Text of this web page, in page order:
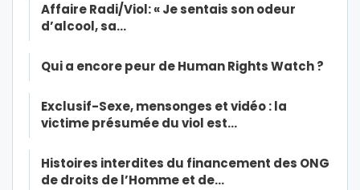
Affaire Radi/Viol: « Je sentais son odeur
d’alcool, sa…
Qui a encore peur de Human Rights Watch ?
Exclusif-Sexe, mensonges et vidéo : la
victime présumée du viol est…
Histoires interdites du financement des ONG
de droits de l’Homme et de…